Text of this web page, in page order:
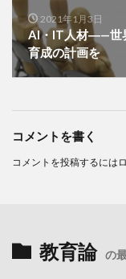
2021年1月3日
AI・IT人材―—世
育成の計画を
コメントを書く
コメントを投稿するには
教育論 の